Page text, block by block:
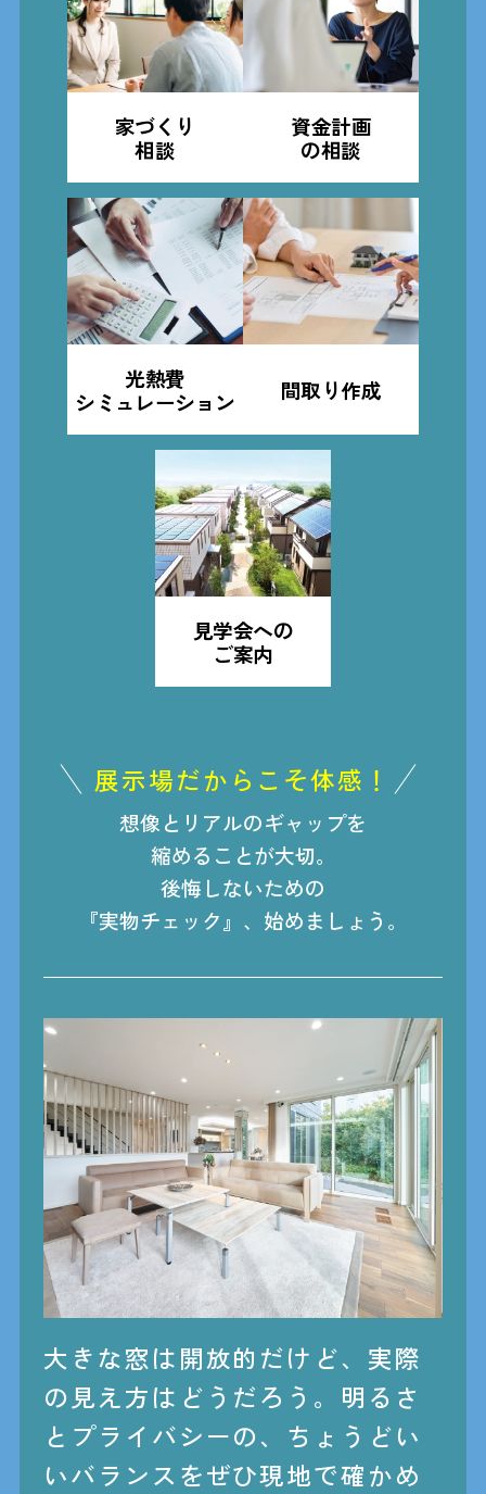
家づくり
相談
資金計画
の相談
光熱費
シミュレーション
間取り作成
見学会への
ご案内
展示場だからこそ体感！
想像とリアルのギャップを
縮めることが大切。
後悔しないための
『実物チェック』、始めましょう。
玄関から洗面所へ、キッチンか
ら洗濯機へ。 毎日繰り返す「家
の中の移動」がどれだけラクに
なるか、自分の足で歩いて確か